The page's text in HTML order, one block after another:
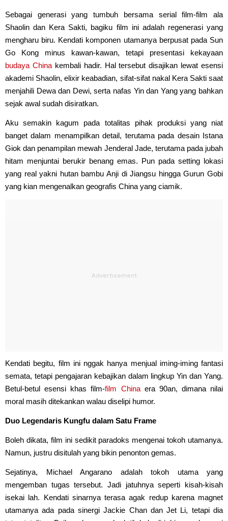
Sebagai generasi yang tumbuh bersama serial film-film ala
Shaolin dan Kera Sakti, bagiku film ini adalah regenerasi yang
mengharu biru. Kendati komponen utamanya berpusat pada Sun
Go Kong minus kawan-kawan, tetapi presentasi kekayaan
budaya Chinakembali hadir. Hal tersebut disajikan lewat esensi
akademi Shaolin, elixir keabadian, sifat-sifat nakal Kera Sakti saat
menjahili Dewa dan Dewi, serta nafas Yin dan Yang yang bahkan
sejak awal sudah disiratkan.
Aku semakin kagum pada totalitas pihak produksi yang niat
banget dalam menampilkan detail, terutama pada desain Istana
Giok dan penampilan mewah Jenderal Jade, terutama pada jubah
hitam menjuntai berukir benang emas. Pun pada setting lokasi
yang real yakni hutan bambu Anji di Jiangsu hingga Gurun Gobi
yang kian mengenalkan geografis China yang ciamik.
Kendati begitu, film ini nggak hanya menjual iming-iming fantasi
semata, tetapi pengajaran kebajikan dalam lingkup Yin dan Yang.
Betul-betul esensi khas film-film Chinaera 90an, dimana nilai
moral masih ditekankan walau diselipi humor.
Duo Legendaris Kungfu dalam Satu Frame
Boleh dikata, film ini sedikit paradoks mengenai tokoh utamanya.
Namun, justru disitulah yang bikin penonton gemas.
Sejatinya, Michael Angarano adalah tokoh utama yang
mengemban tugas tersebut. Jadi jatuhnya seperti kisah-kisah
isekai lah. Kendati sinarnya terasa agak redup karena magnet
utamanya ada pada sinergi Jackie Chan dan Jet Li, tetapi dia